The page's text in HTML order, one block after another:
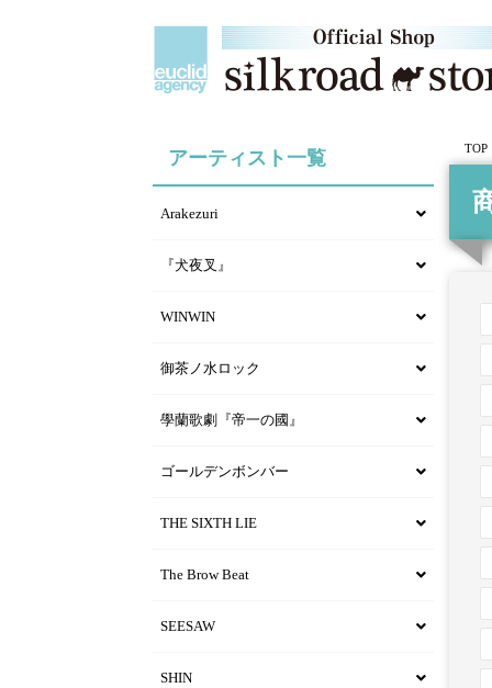
TOP
アーティスト一覧
Arakezuri
『犬夜叉』
WINWIN
御茶ノ水ロック
學蘭歌劇『帝一の國』
ゴールデンボンバー
THE SIXTH LIE
The Brow Beat
SEESAW
SHIN